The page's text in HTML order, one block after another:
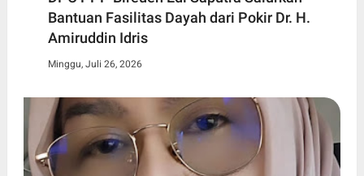
Bantuan Fasilitas Dayah dari Pokir Dr. H.
Amiruddin Idris
Minggu, Juli 26, 2026